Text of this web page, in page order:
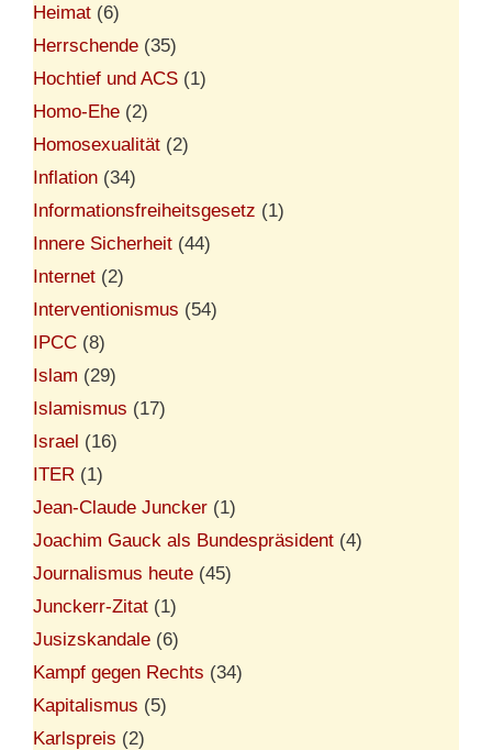
Heimat (6)
Herrschende (35)
Hochtief und ACS (1)
Homo-Ehe (2)
Homosexualität (2)
Inflation (34)
Informationsfreiheitsgesetz (1)
Innere Sicherheit (44)
Internet (2)
Interventionismus (54)
IPCC (8)
Islam (29)
Islamismus (17)
Israel (16)
ITER (1)
Jean-Claude Juncker (1)
Joachim Gauck als Bundespräsident (4)
Journalismus heute (45)
Junckerr-Zitat (1)
Jusizskandale (6)
Kampf gegen Rechts (34)
Kapitalismus (5)
Karlspreis (2)